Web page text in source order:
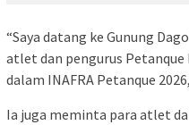
“Saya datang ke Gunung
atlet dan pengurus
dalam INAFRA Petanque
Ia juga meminta para atlet